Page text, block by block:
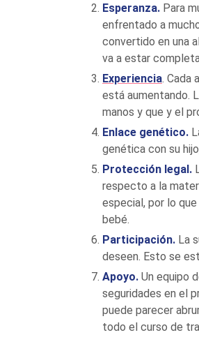
Esperanza. Para
enfrentado a
convertido en una
va a estar
Experiencia. Cada
está aumentando.
manos y que y el
Enlace genético.
genética con su
Protección legal.
respecto a la
especial, por lo
bebé.
Participación. La
deseen. Esto se
Apoyo. Un equipo
seguridades en el
puede parecer
todo el curso de